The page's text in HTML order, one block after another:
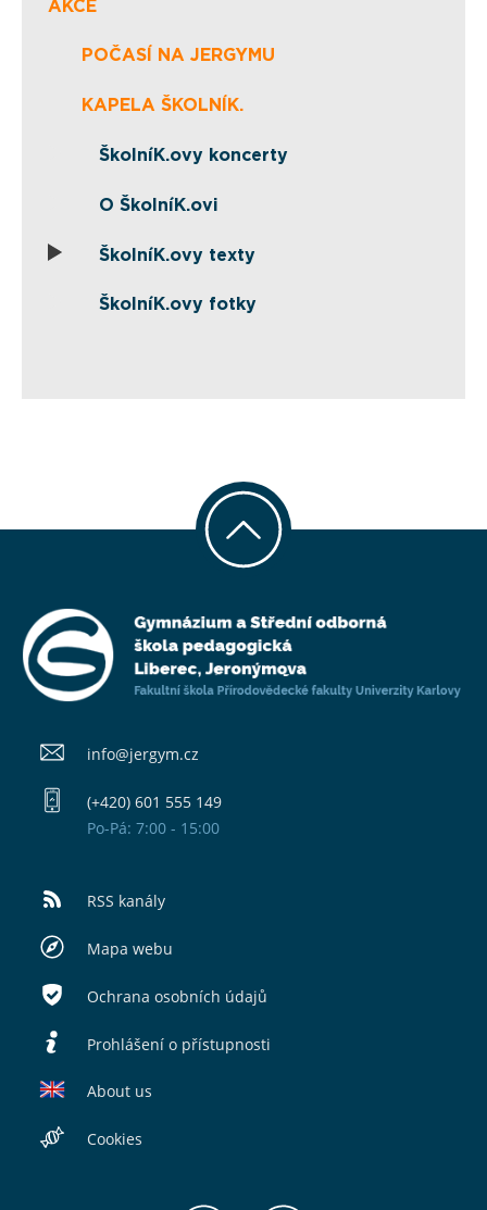
AKCE
POČASÍ NA JERGYMU
KAPELA ŠKOLNÍK.
ŠkolníK.ovy koncerty
O ŠkolníK.ovi
ŠkolníK.ovy texty
ŠkolníK.ovy fotky
info@​jergym.cz
(+420) 601 555 149
Po-Pá: 7:00 - 15:00
RSS kanály
Mapa webu
Ochrana osobních údajů
Prohlášení o přístupnosti
About us
Cookies